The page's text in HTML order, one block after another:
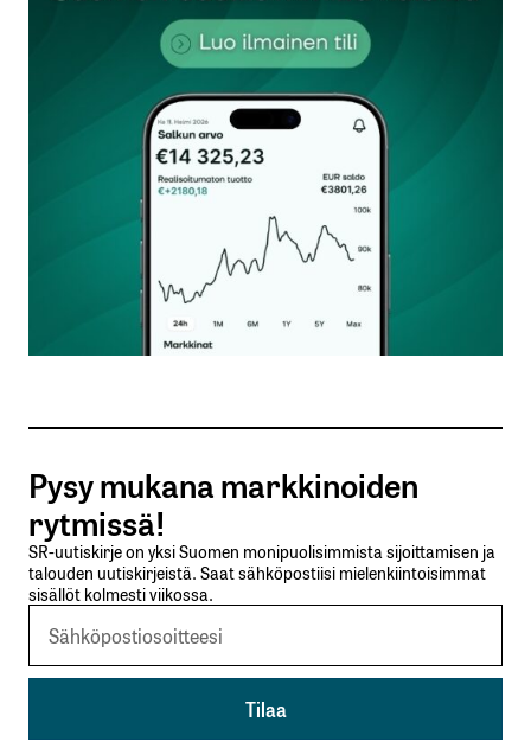
Sähköpostiosoitettasi ei julkaista.Pakolliset
kentät on merkitty*
Kommentti*
Nimesi tai nimimerkkisi
Sähköpostiosoitteesi
Tilaa SalkunRakentajan uutiskirje
Lähetä kommentti
Pysy mukana markkinoiden
rytmissä!
SR-uutiskirje on yksi Suomen monipuolisimmista sijoittamisen ja
talouden uutiskirjeistä. Saat sähköpostiisi mielenkiintoisimmat
sisällöt kolmesti viikossa.